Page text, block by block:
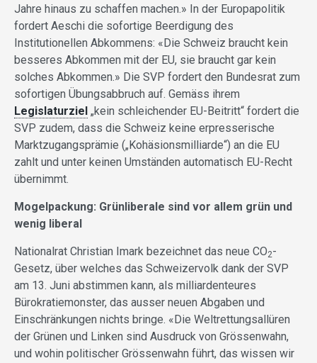
Jahre hinaus zu schaffen machen.» In der Europapolitik
fordert Aeschi die sofortige Beerdigung des
Institutionellen Abkommens: «Die Schweiz braucht kein
besseres Abkommen mit der EU, sie braucht gar kein
solches Abkommen.» Die SVP fordert den Bundesrat zum
sofortigen Übungsabbruch auf. Gemäss ihrem
Legislaturziel „kein schleichender EU-Beitritt“ fordert die
SVP zudem, dass die Schweiz keine erpresserische
Marktzugangsprämie („Kohäsionsmilliarde“) an die EU
zahlt und unter keinen Umständen automatisch EU-Recht
übernimmt.
Mogelpackung: Grünliberale sind vor allem grün und
wenig liberal
Nationalrat Christian Imark bezeichnet das neue CO2-
Gesetz, über welches das Schweizervolk dank der SVP
am 13. Juni abstimmen kann, als milliardenteures
Bürokratiemonster, das ausser neuen Abgaben und
Einschränkungen nichts bringe. «Die Weltrettungsallüren
der Grünen und Linken sind Ausdruck von Grössenwahn,
und wohin politischer Grössenwahn führt, das wissen wir